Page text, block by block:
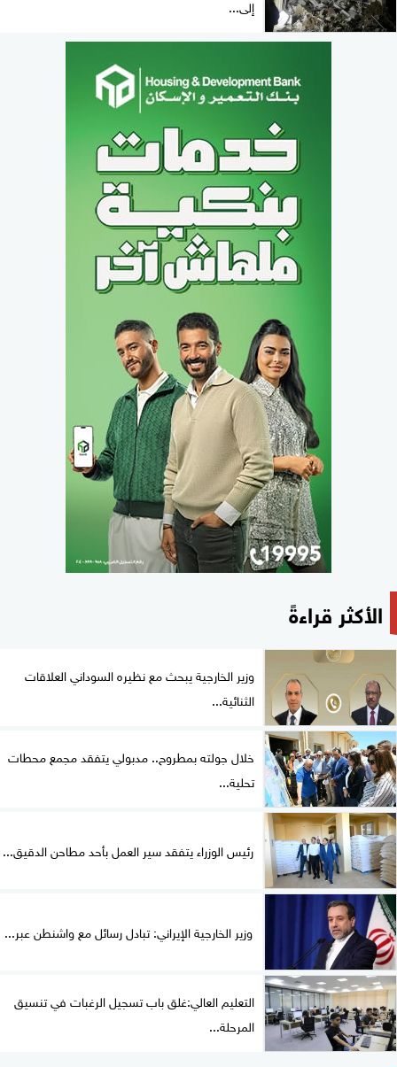
إلى...
الأكثر قراءةً
وزير الخارجية يبحث مع نظيره السوداني العلاقات
الثنائية...
خلال جولته بمطروح.. مدبولي يتفقد مجمع محطات
تحلية...
رئيس الوزراء يتفقد سير العمل بأحد مطاحن الدقيق...
وزير الخارجية الإيراني: تبادل رسائل مع واشنطن عبر...
التعليم العالي:غلق باب تسجيل الرغبات في تنسيق
المرحلة...